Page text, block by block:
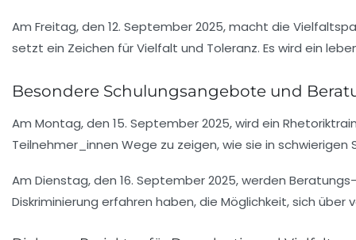
Am Freitag, den 12. September 2025, macht die
setzt ein Zeichen fürVielfalt und Toleranz. Es wird ein
Besondere Schulungsangebote und
Am Montag, den 15. September 2025, wird ein
Teilnehmer_innen Wege zu zeigen, wie sie in
Am Dienstag, den 16. September 2025, werden
Diskriminierung erfahren haben, die Möglichkeit, sich